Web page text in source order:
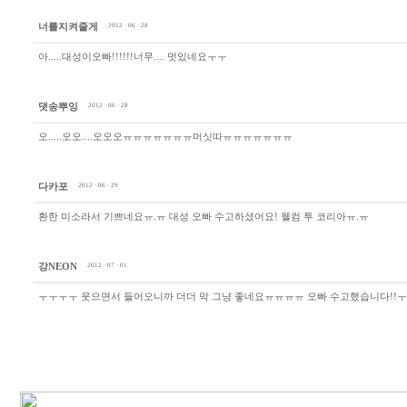
너를지켜줄게 2012 · 06 · 28
아.....대성이오빠!!!!!!너무.... 멋있네요ㅜㅜ
댓송뿌잉 2012 · 06 · 28
오.....오오....오오오ㅠㅠㅠㅠㅠㅠㅠ머싯따ㅠㅠㅠㅠㅠㅠㅠ
다카포 2012 · 06 · 29
환한 미소라서 기쁘네요ㅠ.ㅠ 대성 오빠 수고하셨어요! 웰컴 투 코리아ㅠ.ㅠ
강NEON 2012 · 07 · 01
ㅜㅜㅜㅜ 웃으면서 들어오니까 더더 막 그냥 좋네요ㅠㅠㅠㅠ 오빠 수고했습니다!!ㅜ